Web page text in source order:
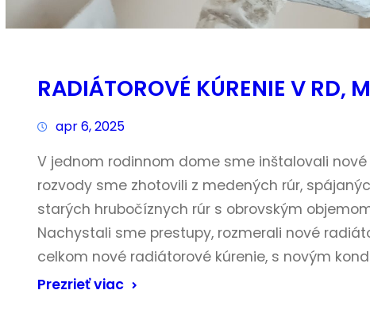
RADIÁTOROVÉ KÚRENIE V RD,
apr 6, 2025
V jednom rodinnom dome sme inštalovali
rozvody sme zhotovili z medených rúr,
starých hrubočíznych rúr s obrovským
Nachystali sme prestupy, rozmerali nové
celkom nové radiátorové kúrenie, s novým
Prezrieť viac